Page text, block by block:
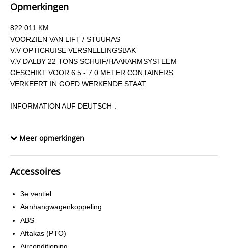
Opmerkingen
822.011 KM
VOORZIEN VAN LIFT / STUURAS
V.V OPTICRUISE VERSNELLINGSBAK
V.V DALBY 22 TONS SCHUIF/HAAKARMSYSTEEM
GESCHIKT VOOR 6.5 - 7.0 METER CONTAINERS.
VERKEERT IN GOED WERKENDE STAAT.
INFORMATION AUF DEUTSCH :
COMPLETT MIT LIFT / LENKACHSE
REICHT FUR 6.5 - 7.0 METER BEHALTER.
INFORMATION ON ENGLISH :
COMPLETE WITH LIFT / STEERING AXLE
Meer opmerkingen
Accessoires
3e ventiel
Aanhangwagenkoppeling
ABS
Aftakas (PTO)